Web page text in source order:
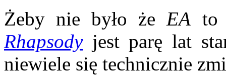
Żeby nie było żeEA to
Rhapsodyjest parę lat
niewiele się technicznie